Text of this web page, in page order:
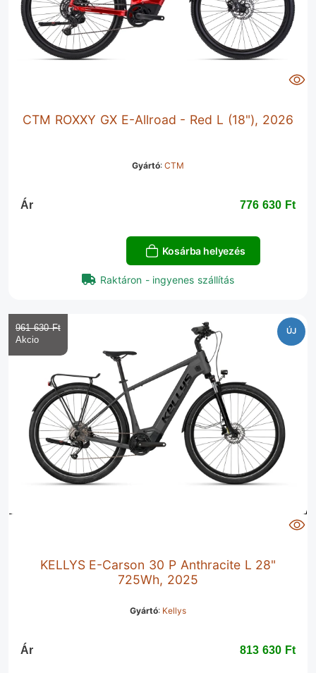
CTM ROXXY GX E-Allroad - Red L (18"), 2026
Gyártó:CTM
Ár 776 630 Ft‎
Kosárba helyezés
Raktáron - ingyenes szállítás
ÚJ
KELLYS E-Carson 30 P Anthracite L 28"
725Wh, 2025
Gyártó: Kellys
961 630 Ft‎
Ár 813 630 Ft‎